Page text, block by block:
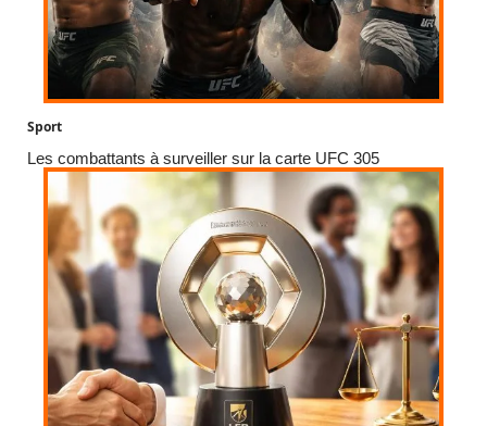
Sport
Les combattants à surveiller sur la carte UFC 305